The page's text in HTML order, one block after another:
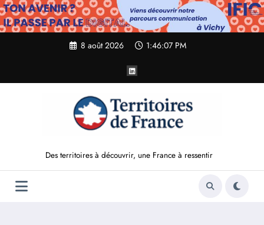
Aller
au
contenu
8 août 2026 1:46:08 PM
Des territoires à découvrir, une France à ressentir